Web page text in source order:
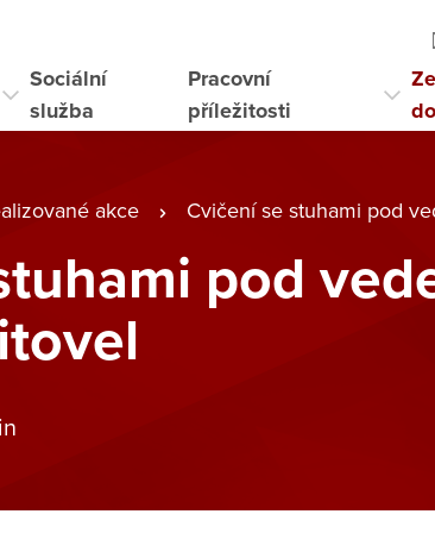
Sociální
služba
Pracovní
příležitosti
akce Cvičení se stuhami pod
pod